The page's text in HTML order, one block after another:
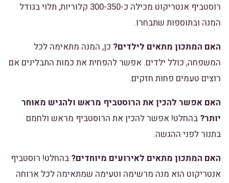
רוסטביף אנטריקוט מכילה כ-300-350 קלוריות, תלוי בגודל
המנה ובתוספות שתבחרו.
האם המתכון מתאים לילדים? כן, המנה מתאימה לכל
המשפחה, כולל ילדים. אפשר להפחית את כמות התבלינים אם
רוצים טעמים פחות חזקים.
האם אפשר להכין את הרוסטביף מראש ולהגיש מאוחר
יותר? בהחלט! אפשר להכין את הרוסטביף מראש ולחמם
בתנור לפני ההגשה.
האם המתכון מתאים לאירועים מיוחדים? בהחלט! רוסטביף
אנטריקוט הוא מנה מרשימה וטעימה שמתאימה לכל ארוחה